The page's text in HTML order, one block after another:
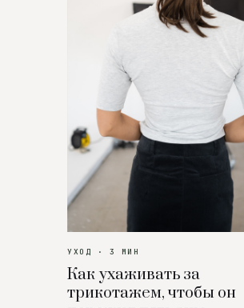
УХОД · 3 МИН
Как ухаживать за
трикотажем, чтобы он